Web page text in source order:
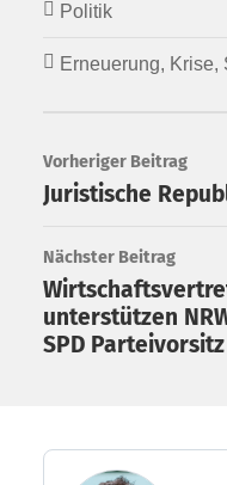
Politik
Erneuerung, Krise,
Vorheriger Beitrag
Juristische
Nächster Beitrag
unterstützen
SPD Parteivorsitz